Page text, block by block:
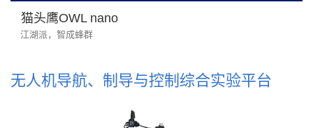
猫头鹰OWL nano
江湖派，智成蜂群
无人机导航、制导与控制综合实验平台